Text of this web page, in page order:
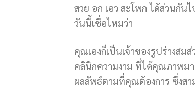
สวย อก เอว สะโพก ได้ส่วนกัน
วันนี้เชื่อไหมว่า
คุณเองก็เป็นเจ้าของรูปร่างส
คลินิกความงาม ที่ได้คุณภาพ
ผลลัพธ์ตามที่คุณต้องการ ซึ่งสา